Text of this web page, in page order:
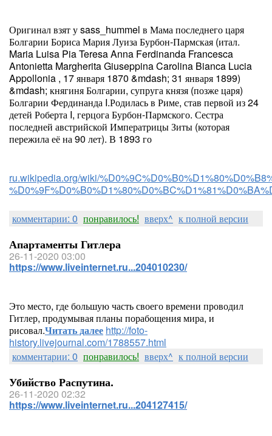
Оригинал взят у sass_hummel в Мама последнего царя
Болгарии Бориса Мария Луиза Бурбон-Пармская (итал.
Maria Luisa Pia Teresa Anna Ferdinanda Francesca
Antonietta Margherita Giuseppina Carolina Bianca Lucia
Appollonia , 17 января 1870 &mdash; 31 января 1899)
&mdash; княгиня Болгарии, супруга князя (позже царя)
Болгарии Фердинанда I.Родилась в Риме, став первой из 24
детей Роберта I, герцога Бурбон-Пармского. Сестра
последней австрийской Императрицы Зиты (которая
пережила её на 90 лет). В 1893 го
ru.wikipedia.org/wiki/
комментарии: 0 понравилось! вверх^ к полной версии
Апартаменты Гитлера
26-11-2020 03:00
https://www.liveinternet.ru...204010230/
Это место, где большую часть своего времени проводил
Гитлер, продумывая планы порабощения мира, и
рисовал.Читать далее http://foto-
history.livejournal.com/1788557.html
комментарии: 0 понравилось! вверх^ к полной версии
Убийство Распутина.
26-11-2020 02:32
https://www.liveinternet.ru...204127415/